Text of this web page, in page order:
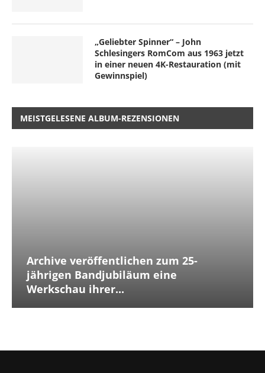
„Geliebter Spinner“ – John
Schlesingers RomCom aus 1963 jetzt
in einer neuen 4K-Restauration (mit
Gewinnspiel)
MEISTGELESENE ALBUM-REZENSIONEN
Archive veröffentlichen zum 25-
jährigen Bandjubiläum eine
Werkschau ihrer...